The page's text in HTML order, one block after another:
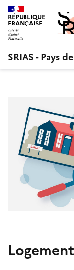
Aller
au
contenu
RÉPUBLIQUE
FRANÇAISE
SRIAS - Pays
Logement